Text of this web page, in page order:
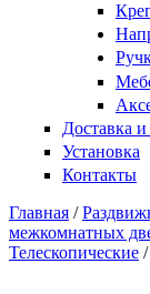
Доставка и
Установка
Контакты
Вы здесь
Главная /
межкомнатных
Телескопические /